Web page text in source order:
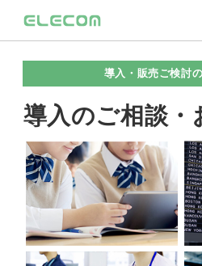
導入・販売ご検討
導入のご相談・